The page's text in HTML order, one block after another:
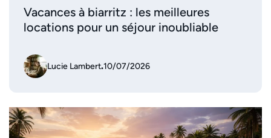
Vacances à biarritz : les meilleures
locations pour un séjour inoubliable
Lucie Lambert.10/07/2026